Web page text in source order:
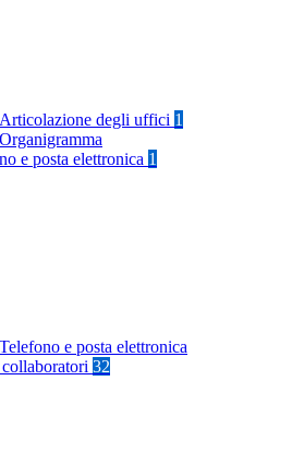
Articolazione degli uffici 1
Organigramma
e posta elettronica 1
Telefono e posta elettronica
32